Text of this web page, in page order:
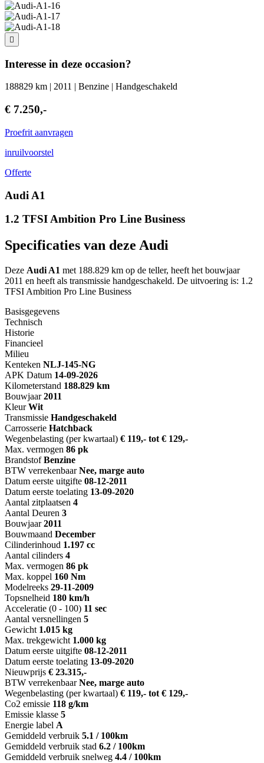
Interesse in deze occasion?
188829 km | 2011 | Benzine | Handgeschakeld
€ 7.250,-
Proefrit aanvragen
inruilvoorstel
Offerte
Audi A1
1.2 TFSI Ambition Pro Line Business
Specificaties van deze Audi
Deze Audi A1 met 188.829 km op de teller, heeft het bouwjaar
2011 en heeft als transmissie handgeschakeld. De uitvoering is: 1.2
TFSI Ambition Pro Line Business
Basisgegevens
Technisch
Historie
Financieel
Milieu
Kenteken NLJ-145-NG
APK Datum 14-09-2026
Kilometerstand 188.829 km
Bouwjaar 2011
Kleur Wit
Transmissie Handgeschakeld
Carrosserie Hatchback
Wegenbelasting (per kwartaal) € 119,- tot € 129,-
Max. vermogen 86 pk
Brandstof Benzine
BTW verrekenbaar Nee, marge auto
Datum eerste uitgifte 08-12-2011
Datum eerste toelating 13-09-2020
Aantal zitplaatsen 4
Aantal Deuren 3
Bouwjaar 2011
Bouwmaand December
Cilinderinhoud 1.197 cc
Aantal cilinders 4
Max. vermogen 86 pk
Max. koppel 160 Nm
Modelreeks 29-11-2009
Topsnelheid 180 km/h
Acceleratie (0 - 100) 11 sec
Aantal versnellingen 5
Gewicht 1.015 kg
Max. trekgewicht 1.000 kg
Datum eerste uitgifte 08-12-2011
Datum eerste toelating 13-09-2020
Nieuwprijs € 23.315,-
BTW verrekenbaar Nee, marge auto
Wegenbelasting (per kwartaal) € 119,- tot € 129,-
Co2 emissie 118 g/km
Emissie klasse 5
Energie label A
Gemiddeld verbruik 5.1 / 100km
Gemiddeld verbruik stad 6.2 / 100km
Gemiddeld verbruik snelweg 4.4 / 100km